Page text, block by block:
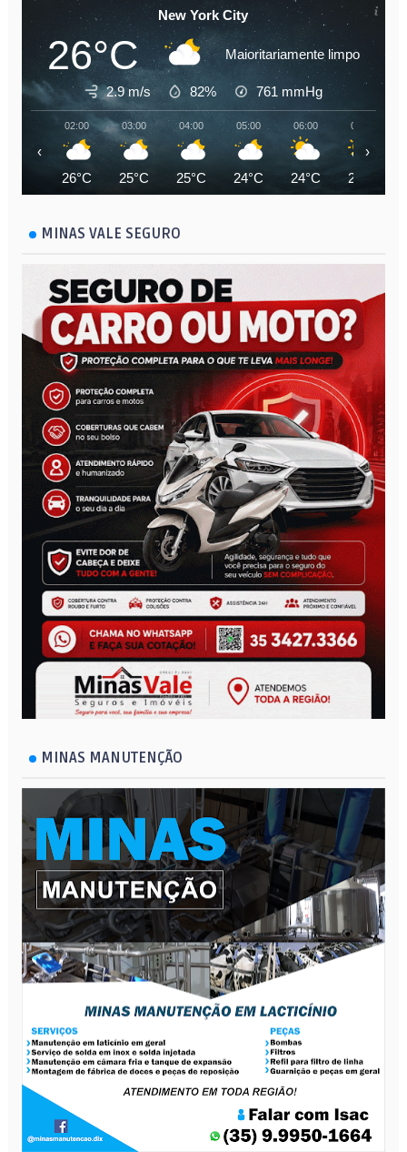
New York City
26°C Maioritariamente limpo
2.9 m/s 82% 761 mmHg
02:00
26°C
03:00
25°C
04:00
25°C
05:00
24°C
06:00
24°C
07:00
25°C
‹ ›
MINAS VALE SEGURO
MINAS MANUTENÇÃO